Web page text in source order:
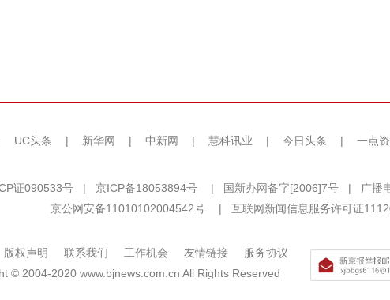
UC头条 | 新华网 | 中新网 | 慧科讯业 | 今日头条 | 一点
证090533号 | 京ICP备18053894号 | 国新办网备字[2006]7号 |
广播
京公网安备11010102004542号
| 互联网新闻信息服务许可证
版权声明 联系我们 工作机会 友情链接
服务协议
© 2004-2020 www.bjnews.com.cn All Rights Reserved